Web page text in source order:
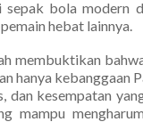
sepak bola modern
hebat lainnya.
membuktikan
hanya kebanggaan
dan kesempatan
mampu